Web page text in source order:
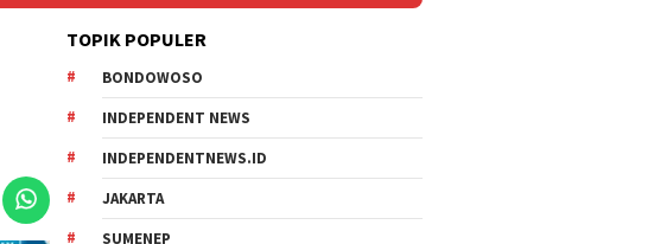
TOPIK POPULER
BONDOWOSO
INDEPENDENT NEWS
INDEPENDENTNEWS.ID
JAKARTA
SUMENEP